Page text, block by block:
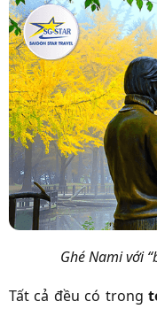
Ghé Nami với
Tất cả đều có trong